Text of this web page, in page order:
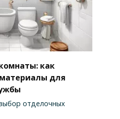
как
для
отделочных